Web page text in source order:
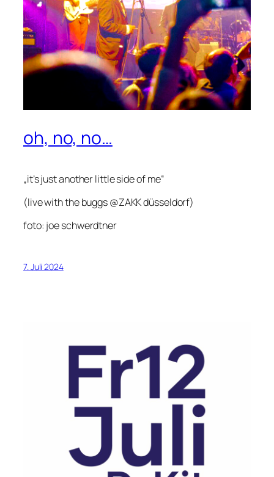
oh, no, no…
„it’s just another little side of me“
(live with the buggs @ZAKK düsseldorf)
foto: joe schwerdtner
7. Juli 2024